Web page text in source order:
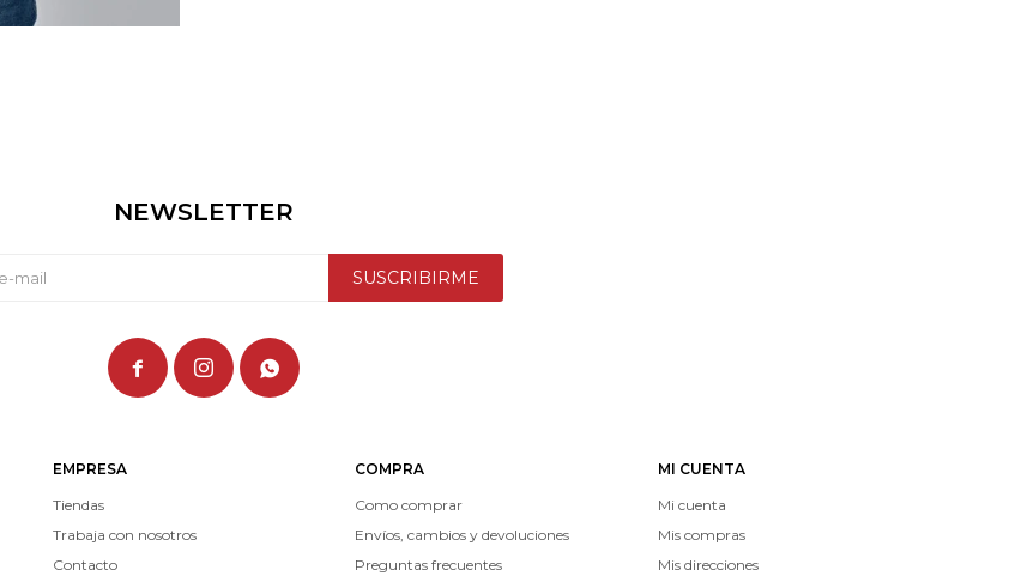
EMPRESA
Tiendas
Trabaja con nosotros
Contacto
COMPRA
Como comprar
Envíos, cambios y devoluciones
Preguntas frecuentes
MI CUENTA
Mi cuenta
Mis compras
Mis direcciones
NEWSLETTER
SUSCRIBIRME
  